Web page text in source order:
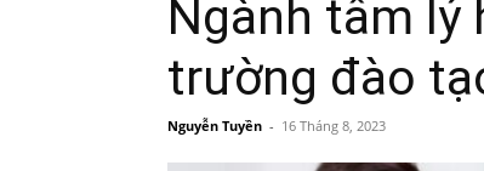
Ngành tâm lý
trường đào
Nguyễn Tuyền - 16 Tháng 8, 2023